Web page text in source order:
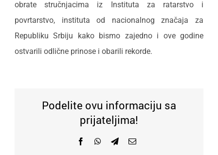
obrate stručnjacima iz Instituta za ratarstvo i
povrtarstvo, instituta od nacionalnog značaja za
Republiku Srbiju kako bismo zajedno i ove godine
ostvarili odlične prinose i obarili rekorde.
Podelite ovu informaciju sa
prijateljima!
FacebookWhatsApp
TelegramEmail